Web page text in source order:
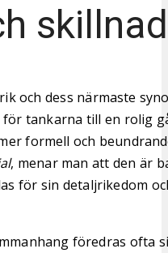
och dess närmaste
tankarna till en rolig
formell och
, menar man att den är
för sin detaljrikedom
föredras ofta